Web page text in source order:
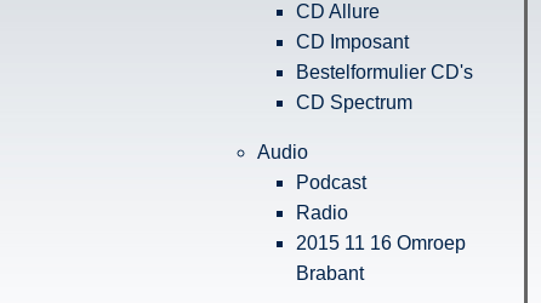
CD Allure
CD Imposant
Bestelformulier CD's
CD Spectrum
Audio
Podcast
Radio
2015 11 16 Omroep
Brabant